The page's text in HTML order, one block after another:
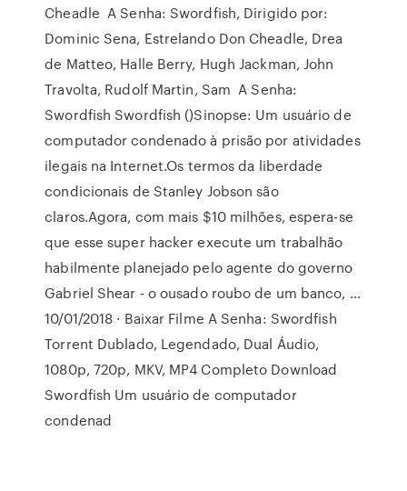
Cheadle A Senha: Swordfish, Dirigido por:
Dominic Sena, Estrelando Don Cheadle, Drea
de Matteo, Halle Berry, Hugh Jackman, John
Travolta, Rudolf Martin, Sam A Senha:
Swordfish Swordfish ()Sinopse: Um usuário de
computador condenado à prisão por atividades
ilegais na Internet.Os termos da liberdade
condicionais de Stanley Jobson são
claros.Agora, com mais $10 milhões, espera-se
que esse super hacker execute um trabalhão
habilmente planejado pelo agente do governo
Gabriel Shear - o ousado roubo de um banco, …
10/01/2018 · Baixar Filme A Senha: Swordfish
Torrent Dublado, Legendado, Dual Áudio,
1080p, 720p, MKV, MP4 Completo Download
Swordfish Um usuário de computador
condenad